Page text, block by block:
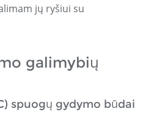
jų ryšiui su
galimybių
spuogų gydymo būdai